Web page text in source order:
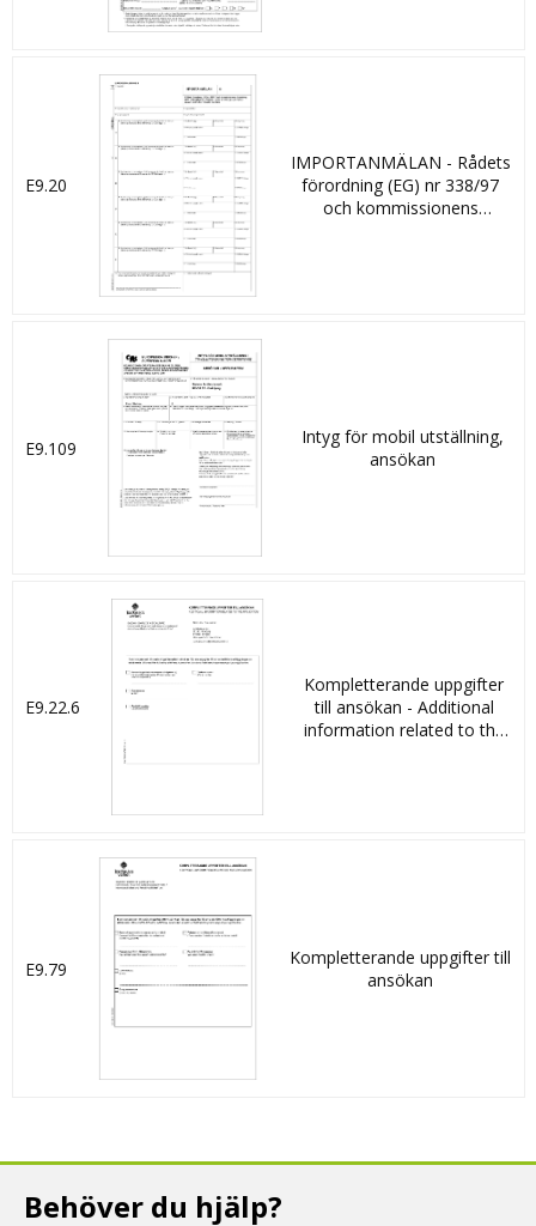
E9.20
IMPORTANMÄLAN - Rådets
förordning (EG) nr 338/97
och kommissionens
E9.109
Intyg för mobil utställning,
ansökan
E9.22.6
Kompletterande uppgifter
till ansökan - Additional
information related to the
E9.79
Kompletterande uppgifter till
ansökan
Behöver du hjälp?